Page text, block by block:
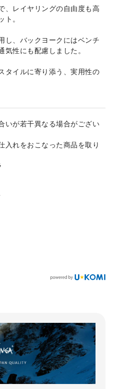
、レイヤリングの自由度も高
。
し、バックヨークにはベンチ
性にも配慮しました。
タイルに寄り添う、実用性の
いが若干異なる場合がござい
れをおこなった商品を取り